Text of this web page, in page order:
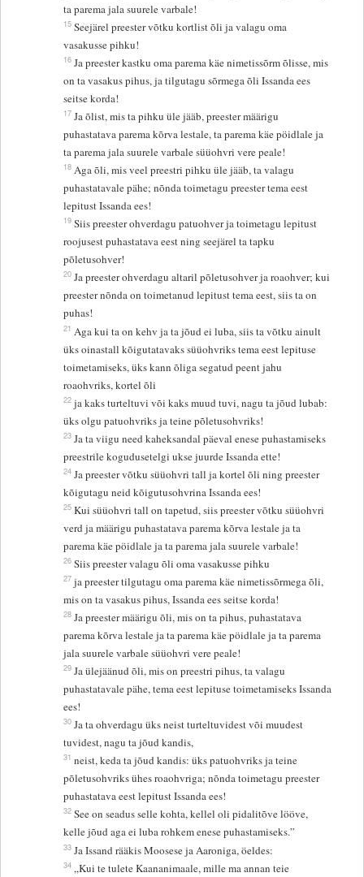
ta parema jala suurele varbale!
15 Seejärel preester võtku kortlist õli ja valagu oma
vasakusse pihku!
16 Ja preester kastku oma parema käe nimetissõrm õlisse, mis
on ta vasakus pihus, ja tilgutagu sõrmega õli Issanda ees
seitse korda!
17 Ja õlist, mis ta pihku üle jääb, preester määrigu
puhastatava parema kõrva lestale, ta parema käe pöidlale ja
ta parema jala suurele varbale süüohvri vere peale!
18 Aga õli, mis veel preestri pihku üle jääb, ta valagu
puhastatavale pähe; nõnda toimetagu preester tema eest
lepitust Issanda ees!
19 Siis preester ohverdagu patuohver ja toimetagu lepitust
roojusest puhastatava eest ning seejärel ta tapku
põletusohver!
20 Ja preester ohverdagu altaril põletusohver ja roaohver; kui
preester nõnda on toimetanud lepitust tema eest, siis ta on
puhas!
21 Aga kui ta on kehv ja ta jõud ei luba, siis ta võtku ainult
üks oinastall kõigutatavaks süüohvriks tema eest lepituse
toimetamiseks, üks kann õliga segatud peent jahu
roaohvriks, kortel õli
22 ja kaks turteltuvi või kaks muud tuvi, nagu ta jõud lubab:
üks olgu patuohvriks ja teine põletusohvriks!
23 Ja ta viigu need kaheksandal päeval enese puhastamiseks
preestrile kogudusetelgi ukse juurde Issanda ette!
24 Ja preester võtku süüohvri tall ja kortel õli ning preester
kõigutagu neid kõigutusohvrina Issanda ees!
25 Kui süüohvri tall on tapetud, siis preester võtku süüohvri
verd ja määrigu puhastatava parema kõrva lestale ja ta
parema käe pöidlale ja ta parema jala suurele varbale!
26 Siis preester valagu õli oma vasakusse pihku
27 ja preester tilgutagu oma parema käe nimetissõrmega õli,
mis on ta vasakus pihus, Issanda ees seitse korda!
28 Ja preester määrigu õli, mis on ta pihus, puhastatava
parema kõrva lestale ja ta parema käe pöidlale ja ta parema
jala suurele varbale süüohvri vere peale!
29 Ja ülejäänud õli, mis on preestri pihus, ta valagu
puhastatavale pähe, tema eest lepituse toimetamiseks Issanda
ees!
30 Ja ta ohverdagu üks neist turteltuvidest või muudest
tuvidest, nagu ta jõud kandis,
31 neist, keda ta jõud kandis: üks patuohvriks ja teine
põletusohvriks ühes roaohvriga; nõnda toimetagu preester
puhastatava eest lepitust Issanda ees!
32 See on seadus selle kohta, kellel oli pidalitõve lööve,
kelle jõud aga ei luba rohkem enese puhastamiseks.”
33 Ja Issand rääkis Moosese ja Aaroniga, öeldes:
34 „Kui te tulete Kaananimaale, mille ma annan teie